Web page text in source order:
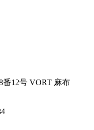
番12号 VORT 麻布